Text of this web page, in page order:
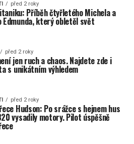
před 2 roky
Příběh čtyřletého Michela a
Edmunda, který obletěl svět
před 2 roky
jen ruch a chaos. Najdete zde i
s unikátním výhledem
před 2 roky
Hudson: Po srážce s hejnem hus
vysadily motory. Pilot úspěšně